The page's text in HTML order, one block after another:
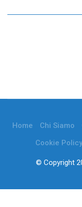
Home Chi Siamo
Cookie Policy
© Copyright